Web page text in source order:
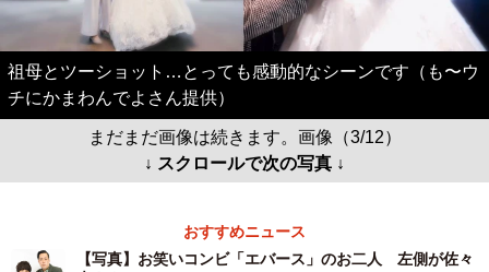
祖母とツーショット…とっても感動的なシーンです（も〜ウ
チにかまわんでよさん提供）
まだまだ画像は続きます。画像（3/12）
↓ スクロールで次の写真 ↓
おすすめニュース
【写真】お笑いコンビ「エバース」のお二人 左側が佐々